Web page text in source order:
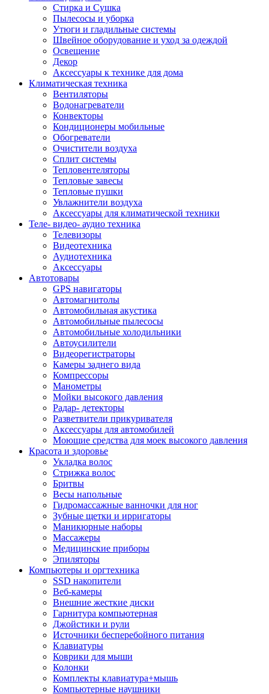
Стирка и Сушка
Пылесосы и уборка
Утюги и гладильные системы
Швейное оборудование и уход за одеждой
Освещение
Декор
Аксессуары к технике для дома
Климатическая техника
Вентиляторы
Водонагреватели
Конвекторы
Кондиционеры мобильные
Обогреватели
Очистители воздуха
Сплит системы
Тепловентеляторы
Тепловые завесы
Тепловые пушки
Увлажнители воздуха
Аксессуары для климатической техники
Теле- видео- аудио техника
Телевизоры
Видеотехника
Аудиотехника
Аксессуары
Автотовары
GPS навигаторы
Автомагнитолы
Автомобильная акустика
Автомобильные пылесосы
Автомобильные холодильники
Автоусилители
Видеорегистраторы
Камеры заднего вида
Компрессоры
Манометры
Мойки высокого давления
Радар- детекторы
Разветвители прикуривателя
Аксессуары для автомобилей
Моющие средства для моек высокого давления
Красота и здоровье
Укладка волос
Стрижка волос
Бритвы
Весы напольные
Гидромассажные ванночки для ног
Зубные щетки и ирригаторы
Маникюрные наборы
Массажеры
Медицинские приборы
Эпиляторы
Компьютеры и оргтехника
SSD накопители
Веб-камеры
Внешние жесткие диски
Гарнитура компьютерная
Джойстики и рули
Источники бесперебойного питания
Клавиатуры
Коврики для мыши
Колонки
Комплекты клавиатура+мышь
Компьютерные наушники